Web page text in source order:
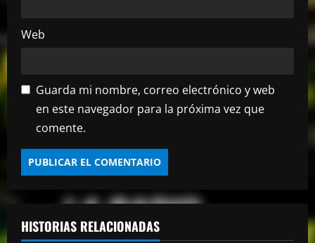
Web
Guarda mi nombre, correo electrónico y web
en este navegador para la próxima vez que
comente.
HISTORIAS RELACIONADAS